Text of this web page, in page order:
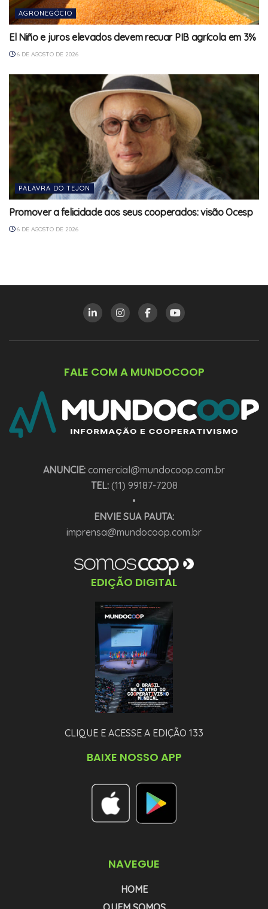
AGRONEGÓCIO
El Niño e juros elevados devem recuar PIB agrícola em 3%
6 DE AGOSTO DE 2026
PALAVRA DO TEJON
Promover a felicidade aos seus cooperados: visão Ocesp
6 DE AGOSTO DE 2026
FALE COM A MUNDOCOOP
ANUNCIE: comercial@mundocoop.com.br
TEL:(11) 99187-7208
•
ENVIE SUA PAUTA:
imprensa@mundocoop.com.br
EDIÇÃO DIGITAL
CLIQUE E ACESSE A EDIÇÃO 133
BAIXE NOSSO APP
NAVEGUE
HOME